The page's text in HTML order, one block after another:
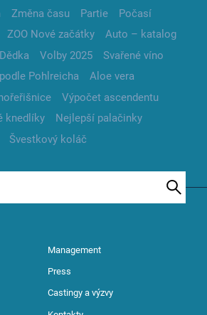
Změna času Partie
Počasí
ZOO Nové začátky
Auto – katalog
Volby 2025
Svařené víno
Pohlreicha
Aloe vera
Výpočet ascendentu
knedlíky
Nejlepší palačinky
Švestkový koláč
Management
Press
Castingy a výzvy